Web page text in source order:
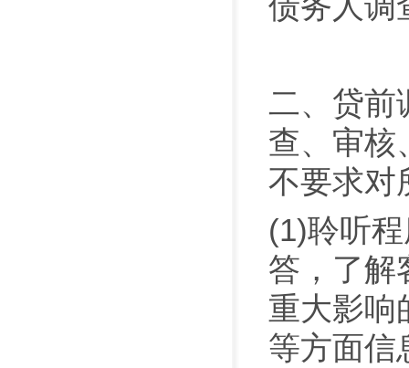
二、贷前
查、审核
不要求对
(1)聆听
答，了解
重大影响
等方面信